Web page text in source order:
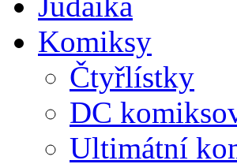
Komiksy
Čtyřlístky
DC
Ultimátní